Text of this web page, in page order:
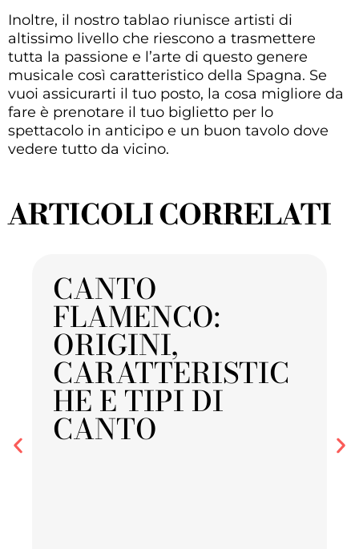
Inoltre, il nostro tablao riunisce artisti di
altissimo livello che riescono a trasmettere
tutta la passione e l’arte di questo genere
musicale così caratteristico della Spagna. Se
vuoi assicurarti il tuo posto, la cosa migliore da
fare è prenotare il tuo biglietto per lo
spettacolo in anticipo e un buon tavolo dove
vedere tutto da vicino.
ARTICOLI CORRELATI
CANTO
FLAMENCO:
ORIGINI,
CARATTERISTIC
HE E TIPI DI
CANTO